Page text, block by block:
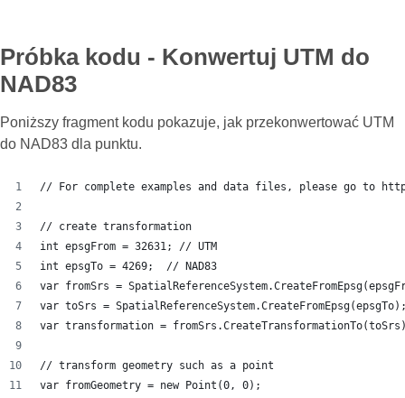
Próbka kodu - Konwertuj UTM do
NAD83
Poniższy fragment kodu pokazuje, jak przekonwertować UTM
do NAD83 dla punktu.
// For complete examples and data files, please go to
// create transformation
int epsgFrom = 32631; // UTM
int epsgTo = 4269;  // NAD83
var fromSrs =
var toSrs =
var transformation =
// transform geometry such as a point
var fromGeometry = new Point(0, 0);